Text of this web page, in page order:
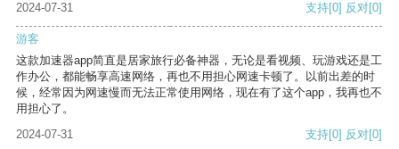
2024-07-31
支持[0] 反对[0]
游客
这款加速器app简直是居家旅行必备神器，无论是看视频、玩游戏还是工
作办公，都能畅享高速网络，再也不用担心网速卡顿了。以前出差的时
候，经常因为网速慢而无法正常使用网络，现在有了这个app，我再也不
用担心了。
2024-07-31
支持[0] 反对[0]